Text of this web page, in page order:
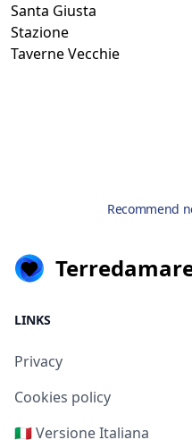
Santa Giusta
Stazione
Taverne Vecchie
Recommend
LINKS
Privacy
Cookies policy
🇮🇹 Versione Italiana